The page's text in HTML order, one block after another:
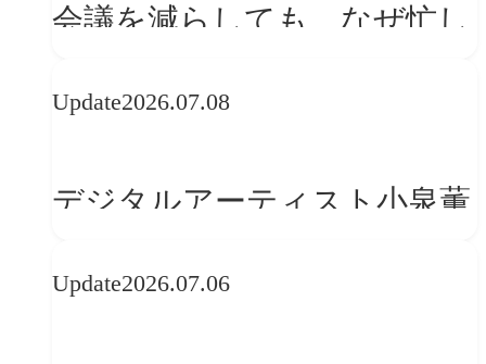
会議を減らしても、なぜ忙し
Update2026.07.08
デジタルアーティスト小泉薫
ークフロー設計と「ノイズと
Update2026.07.06